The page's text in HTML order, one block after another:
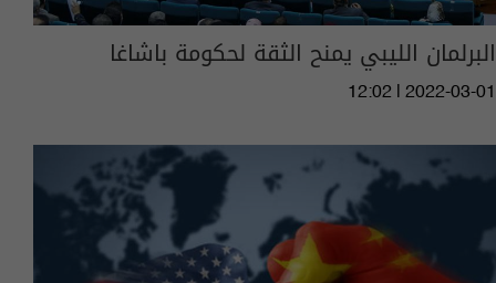
البرلمان الليبي يمنح الثقة لحكومة باشاغا
12:02 | 2022-03-01